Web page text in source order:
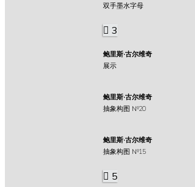
双手墨水字母
3
鲍里斯·古尔维奇
展示
鲍里斯·古尔维奇
抽象构图 №20
鲍里斯·古尔维奇
抽象构图 №15
5